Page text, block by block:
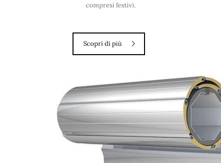
compresi festivi.
Scopri di più